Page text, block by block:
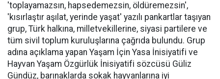
'toplayamazsın, hapsedemezsin, öldüremezsin',
'kısırlaştır aşılat, yerinde yaşat' yazılı pankartlar taşıyan
grup, Türk halkına, milletvekillerine, siyasi partilere ve
tüm sivil toplum kuruluşlarına çağrıda bulundu. Grup
adına açıklama yapan Yaşam İçin Yasa İnisiyatifi ve
Hayvan Yaşam Özgürlük İnisiyatifi sözcüsü Güliz
Gündüz, barınaklarda sokak hayvanlarına iyi